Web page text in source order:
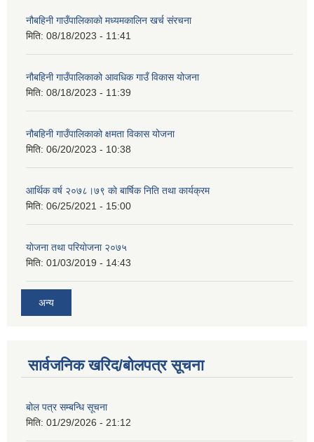
नौबहिनी गाउँपालिकाको मध्यमकालिन खर्च संरचना
मिति: 08/18/2023 - 11:41
नौबहिनी गाउँपालिकाको आवधिक गाउँ विकास योजना
मिति: 08/18/2023 - 11:39
नौबहिनी गाउँपालिकाको क्षमता विकास योजना
मिति: 06/20/2023 - 10:38
आर्थिक वर्ष २०७८।७९ काे बार्षिक निति तथा कार्यक्रम
मिति: 06/25/2021 - 15:00
याेजना तथा परियाेजना २०७५
मिति: 01/03/2019 - 14:43
अन्य
सार्वजनिक खरिद/बोलपत्र सूचना
बोल पत्र सम्बन्धि सूचना
मिति: 01/29/2026 - 21:12